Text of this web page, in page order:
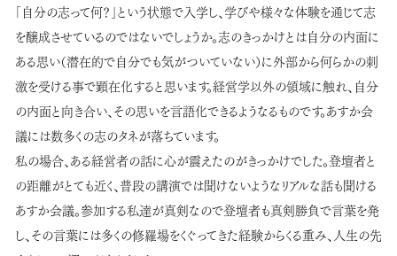
「自分の志って何？」という状態で入学し、学びや様々な体験を通じて志
を醸成させているのではないでしょうか。志のきっかけとは自分の内面に
ある思い（潜在的で自分でも気がついていない）に外部から何らかの刺
激を受ける事で顕在化すると思います。経営学以外の領域に触れ、自分
の内面と向き合い、その思いを言語化できるようなるものです。あすか会
議には数多くの志のタネが落ちています。
私の場合、ある経営者の話に心が震えたのがきっかけでした。登壇者と
の距離がとても近く、普段の講演では聞けないようなリアルな話も聞ける
あすか会議。参加する私達が真剣なので登壇者も真剣勝負で言葉を発
し、その言葉には多くの修羅場をくぐってきた経験からくる重み、人生の先